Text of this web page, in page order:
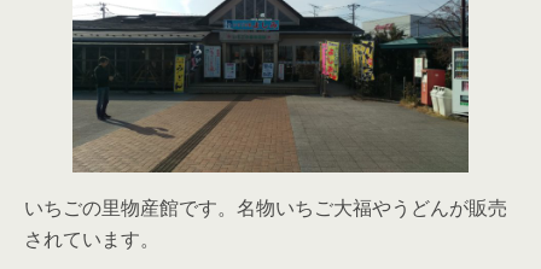
いちごの里物産館です。名物いちご大福やうどんが販売
されています。